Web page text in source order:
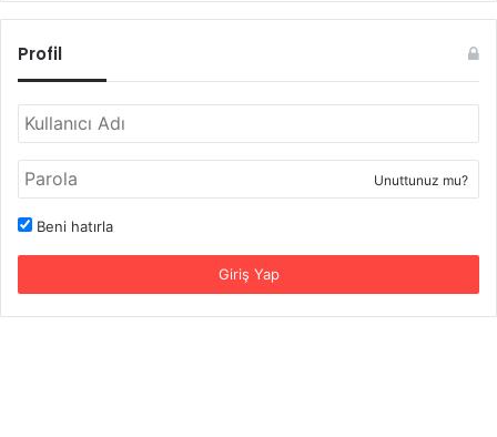
Profil
Unuttunuz mu?
Beni hatırla
Giriş Yap